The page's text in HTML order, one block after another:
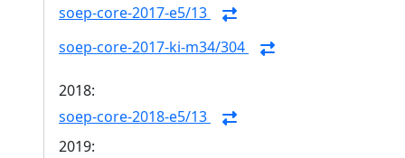
soep-core-2017-e5/13
soep-core-2017-ki-m34/304
2018:
soep-core-2018-e5/13
2019: